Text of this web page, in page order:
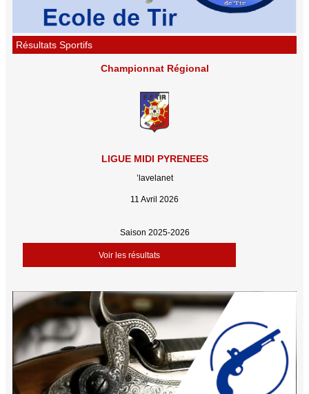
Résultats Sportifs
Championnat Régional
LIGUE MIDI PYRENEES
’lavelanet
11 Avril 2026
Saison 2025-2026
Voir les résultats